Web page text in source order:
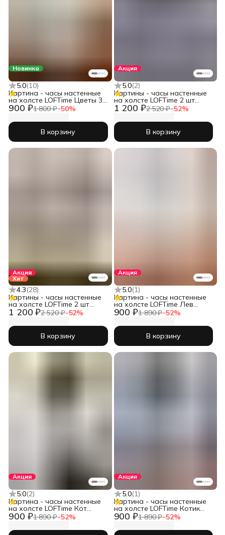
Новинка
5.0(10)
900 ₽1 800 ₽−50%
Картина - часы настенные
на холсте LOFTime Цветы 3D
бел мрамор
В корзину
Акция
5.0(2)
1 200 ₽2 520 ₽−52%
Картины - часы настенные
на холсте LOFTime 2 шт
30Х40 ДЕВУШКИ ЧЕРН ЗОЛ
Ч-623-3040
В корзину
Акция
Хит
4.3(28)
1 200 ₽2 520 ₽−52%
Картины - часы настенные
на холсте LOFTime 2 шт
ДЕВУШКА АБСТРАКЦИЯ
СЕР ЗОЛ 3 30Х40 Ч-556-
3040
В корзину
Акция
5.0(1)
900 ₽1 890 ₽−52%
Картина - часы настенные
на холсте LOFTime Лев
львица беж
В корзину
Акция
5.0(2)
900 ₽1 890 ₽−52%
Картина - часы настенные
на холсте LOFTime Кот
хотдог Ч-671-3555
Акция
5.0(1)
900 ₽1 890 ₽−52%
Картина - часы настенные
на холсте LOFTime Котик
сер